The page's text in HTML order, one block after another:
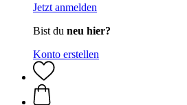
Jetzt anmelden
Bist du neu hier?
Konto erstellen